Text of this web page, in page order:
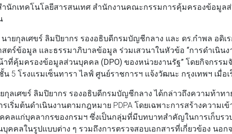
ำนักเทคโนโลยีสารสนเทศ สำนักงานคณะกรรมการคุ้มครองข้อมูล
นายกุลเศขร์ ลิมปิยากร รองอธิบดีกรมบัญชีกลาง และ ดร.กำพล อดิเ
ตร์ข้อมูล และธรรมาภิบาลข้อมูล ร่วมเสวนาในหัวข้อ “การดำเนิน
าที่คุ้มครองข้อมูลส่วนบุคคล (DPO) ของหน่วยงานรัฐ” โดยกิจกรร
5 โรงแรมเซ็นทารา ไลฟ์ ศูนย์ราชการฯ แจ้งวัฒนะ กรุงเทพฯ เมื่อเ
กุลเศขร์ ลิมปิยากร รองอธิบดีกรมบัญชีกลาง ได้กล่าวถึงความท้าท
เริ่มต้นดำเนินงานตามกฎหมาย PDPA โดยเฉพาะการสร้างความเ
ลแก่บุคลากรของกรมฯ ซึ่งเป็นกลุ่มที่มีบทบาทสำคัญในการเก็บรว
คคลในรูปแบบต่าง ๆ รวมถึงการตรวจสอบเอกสารที่เกี่ยวข้อง นอก